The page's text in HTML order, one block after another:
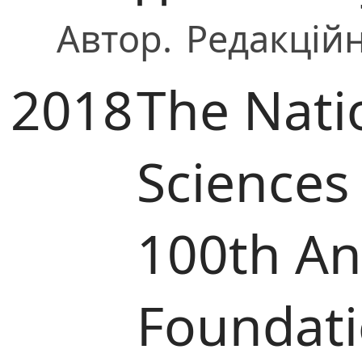
Автор.
2018The
100th